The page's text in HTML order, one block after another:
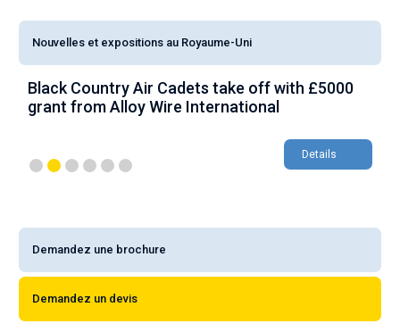
Nouvelles et expositions au Royaume-Uni
Black Country Air Cadets take off with £5000
grant from Alloy Wire International
Details
Demandez une brochure
Demandez un devis